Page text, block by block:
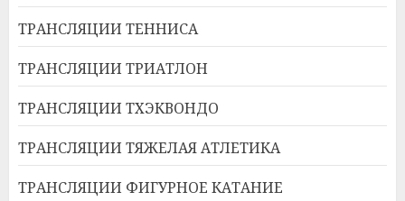
ТРАНСЛЯЦИИ ТЕННИСА
ТРАНСЛЯЦИИ ТРИАТЛОН
ТРАНСЛЯЦИИ ТХЭКВОНДО
ТРАНСЛЯЦИИ ТЯЖЕЛАЯ АТЛЕТИКА
ТРАНСЛЯЦИИ ФИГУРНОЕ КАТАНИЕ